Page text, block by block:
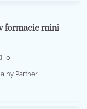
formacie mini
0
Partner